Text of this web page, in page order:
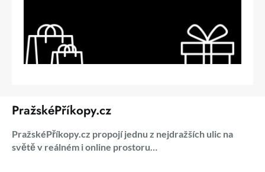
PražskéPříkopy.cz
PražskéPříkopy.cz propojí jednu z nejdražších ulic na
světě v reálném i online prostoru…